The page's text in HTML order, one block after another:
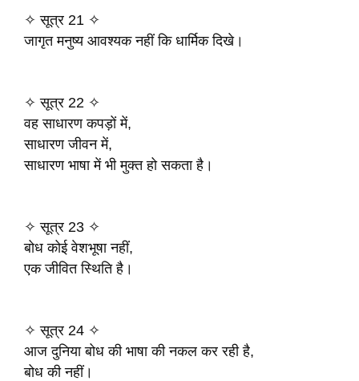
✧ सूत्र 21 ✧
जागृत मनुष्य आवश्यक नहीं कि धार्मिक दिखे।
✧ सूत्र 22 ✧
वह साधारण कपड़ों में,
साधारण जीवन में,
साधारण भाषा में भी मुक्त हो सकता है।
✧ सूत्र 23 ✧
बोध कोई वेशभूषा नहीं,
एक जीवित स्थिति है।
✧ सूत्र 24 ✧
आज दुनिया बोध की भाषा की नकल कर रही है,
बोध की नहीं।